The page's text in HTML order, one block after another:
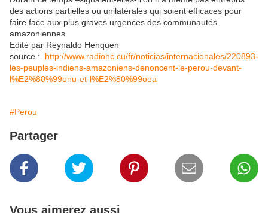
des actions partielles ou unilatérales qui soient efficaces pour
faire face aux plus graves urgences des communautés
amazoniennes.
Edité par Reynaldo Henquen
source : http://www.radiohc.cu/fr/noticias/internacionales/220893-
les-peuples-indiens-amazoniens-denoncent-le-perou-devant-
l%E2%80%99onu-et-l%E2%80%99oea
#Perou
Partager
Vous aimerez aussi